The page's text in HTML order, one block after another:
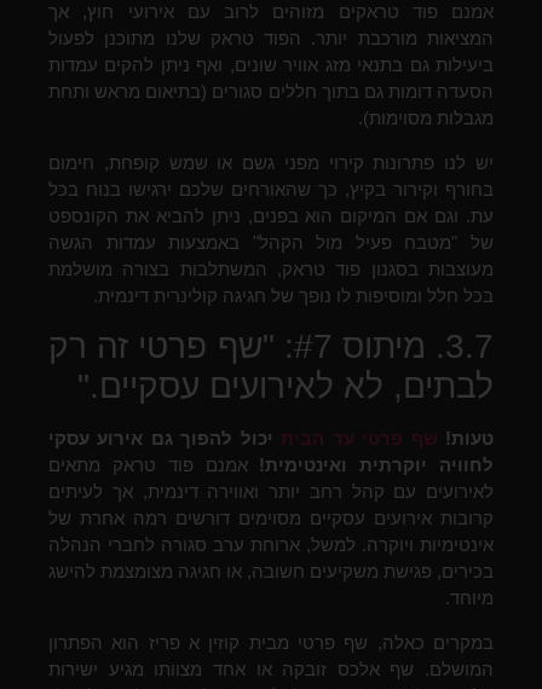
אמנם פוד טראקים מזוהים לרוב עם אירועי חוץ, אך
המציאות מורכבת יותר. הפוד טראק שלנו מתוכנן לפעול
ביעילות גם בתנאי מזג אוויר שונים, ואף ניתן להקים עמדות
הסעדה דומות גם בתוך חללים סגורים (בתיאום מראש ותחת
מגבלות מסוימות).
יש לנו פתרונות קירוי מפני גשם או שמש קופחת, חימום
בחורף וקירור בקיץ, כך שהאורחים שלכם ירגישו בנוח בכל
עת. וגם אם המיקום הוא בפנים, ניתן להביא את הקונספט
של "מטבח פעיל מול הקהל" באמצעות עמדות הגשה
מעוצבות בסגנון פוד טראק, המשתלבות בצורה מושלמת
בכל חלל ומוסיפות לו נופך של חגיגה קולינרית דינמית.
3.7. מיתוס #7: "שף פרטי זה רק
לבתים, לא לאירועים עסקיים."
טעות! שף פרטי עד הבית יכול להפוך גם אירוע עסקי
לחוויה יוקרתית ואינטימית! אמנם פוד טראק מתאים
לאירועים עם קהל רחב יותר ואווירה דינמית, אך לעיתים
קרובות אירועים עסקיים מסוימים דורשים רמה אחרת של
אינטימיות ויוקרה. למשל, ארוחת ערב סגורה לחברי הנהלה
בכירים, פגישת משקיעים חשובה, או חגיגה מצומצמת להישג
מיוחד.
במקרים כאלה, שף פרטי מבית קוזין א פריז הוא הפתרון
המושלם. שף אלכס זובקה או אחד מצוותו מגיע ישירות